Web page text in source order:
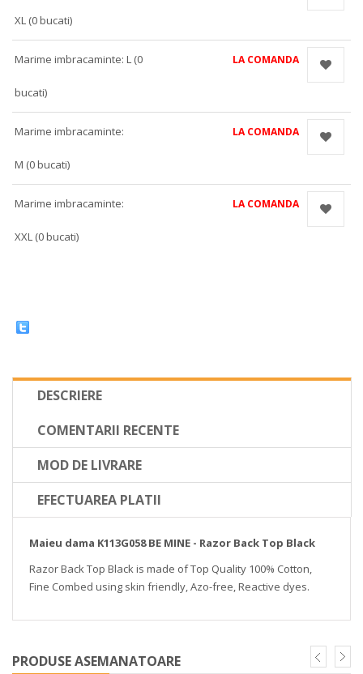
XL (0 bucati)
Marime imbracaminte: L (0
bucati)
LA COMANDA
Marime imbracaminte:
M (0 bucati)
LA COMANDA
Marime imbracaminte:
XXL (0 bucati)
LA COMANDA
DESCRIERE
COMENTARII RECENTE
MOD DE LIVRARE
EFECTUAREA PLATII
Maieu dama K113G058 BE MINE - Razor Back Top Black
Razor Back Top Black is made of Top Quality 100% Cotton,
Fine Combed using skin friendly, Azo-free, Reactive dyes.
PRODUSE ASEMANATOARE